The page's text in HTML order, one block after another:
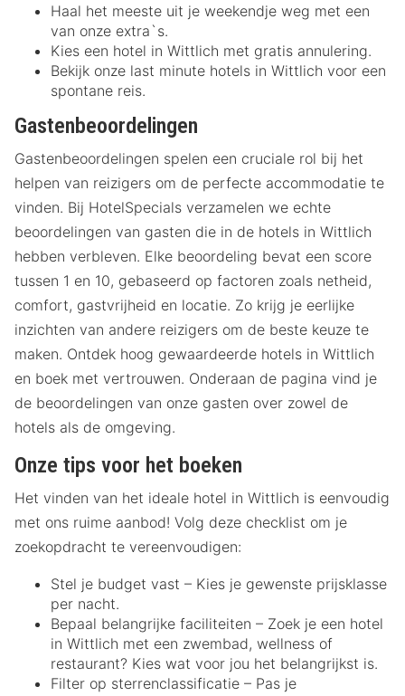
Haal het meeste uit je weekendje weg met een
van onze extra`s.
Kies een hotel in Wittlich met gratis annulering.
Bekijk onze last minute hotels in Wittlich voor een
spontane reis.
Gastenbeoordelingen
Gastenbeoordelingen spelen een cruciale rol bij het
helpen van reizigers om de perfecte accommodatie te
vinden. Bij HotelSpecials verzamelen we echte
beoordelingen van gasten die in de hotels in Wittlich
hebben verbleven. Elke beoordeling bevat een score
tussen 1 en 10, gebaseerd op factoren zoals netheid,
comfort, gastvrijheid en locatie. Zo krijg je eerlijke
inzichten van andere reizigers om de beste keuze te
maken. Ontdek hoog gewaardeerde hotels in Wittlich
en boek met vertrouwen. Onderaan de pagina vind je
de beoordelingen van onze gasten over zowel de
hotels als de omgeving.
Onze tips voor het boeken
Het vinden van het ideale hotel in Wittlich is eenvoudig
met ons ruime aanbod! Volg deze checklist om je
zoekopdracht te vereenvoudigen:
Stel je budget vast – Kies je gewenste prijsklasse
per nacht.
Bepaal belangrijke faciliteiten – Zoek je een hotel
in Wittlich met een zwembad, wellness of
restaurant? Kies wat voor jou het belangrijkst is.
Filter op sterrenclassificatie – Pas je